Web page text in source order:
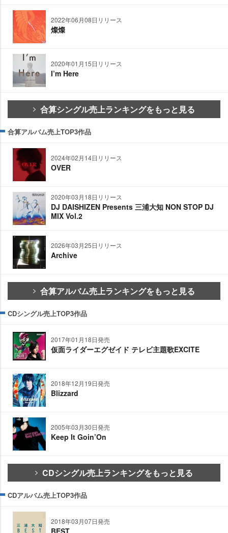
2022年06月08日リリース
燦燦
2020年01月15日リリース
I’m Here
合算シングル売上ランキングをもっと見る
合算アルバム売上TOP3作品
2024年02月14日リリース
OVER
2020年03月18日リリース
DJ DAISHIZEN Presents 三浦大知 NON STOP DJ
MIX Vol.2
2026年03月25日リリース
Archive
合算アルバム売上ランキングをもっと見る
CDシングル売上TOP3作品
2017年01月18日発売
仮面ライダーエグゼイド テレビ主題歌EXCITE
2018年12月19日発売
Blizzard
2005年03月30日発売
Keep It Goin’On
CDシングル売上ランキングをもっと見る
CDアルバム売上TOP3作品
2018年03月07日発売